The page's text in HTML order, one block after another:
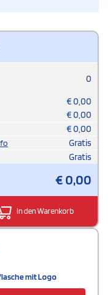
0
€0,00
€0,00
€0,00
Gratis
Gratis
€0,00
In den Warenkorb
mit Logo